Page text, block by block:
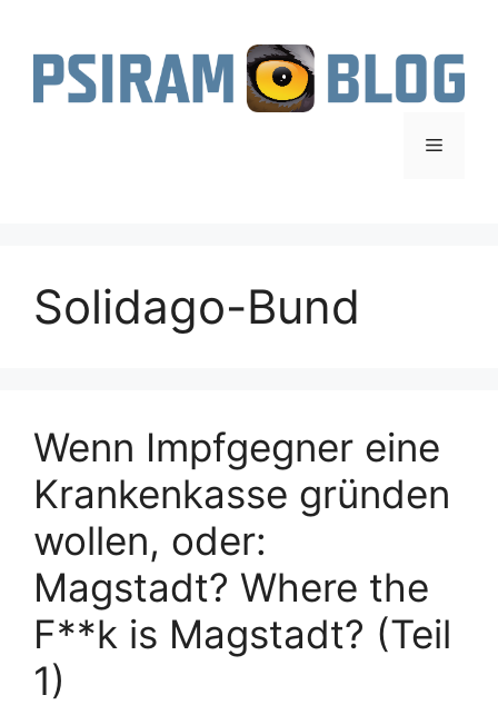
springen
Menü
Solidago-Bund
Wenn Impfgegner eine
Krankenkasse gründen
wollen, oder:
Magstadt? Where the
F**k is Magstadt? (Teil
1)